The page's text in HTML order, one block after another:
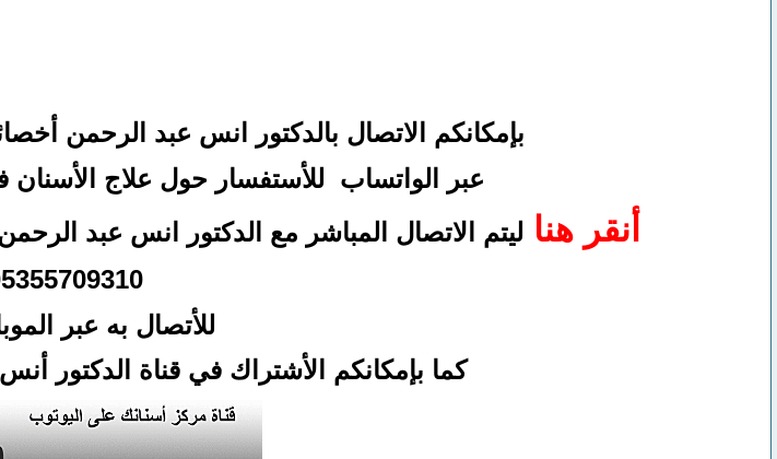
بإمكانكم الاتصال بالدكتور انس عبد الرحمن
عبر الواتساب للأستفسار حول علاج
أنقر هنا ليتم الاتصال المباشر مع الدكتور انس عبد
للأتصال به عبر
كما بإمكانكم الأشتراك في قناة